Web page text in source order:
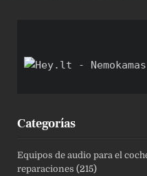
Categorías
Equipos de audio para el
reparaciones (215)